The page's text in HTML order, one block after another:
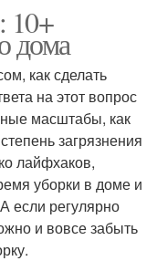
10+
дома
как сделать
на этот вопрос
масштабы, как
загрязнения
лайфхаков,
уборки в доме и
если регулярно
и вовсе забыть